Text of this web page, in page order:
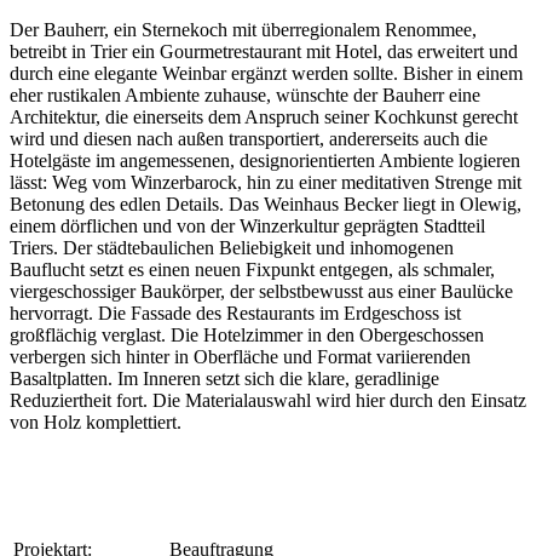
Der Bauherr, ein Sternekoch mit überregionalem Renommee,
betreibt in Trier ein Gourmetrestaurant mit Hotel, das erweitert und
durch eine elegante Weinbar ergänzt werden sollte. Bisher in einem
eher rustikalen Ambiente zuhause, wünschte der Bauherr eine
Architektur, die einerseits dem Anspruch seiner Kochkunst gerecht
wird und diesen nach außen transportiert, andererseits auch die
Hotelgäste im angemessenen, designorientierten Ambiente logieren
lässt: Weg vom Winzerbarock, hin zu einer meditativen Strenge mit
Betonung des edlen Details. Das Weinhaus Becker liegt in Olewig,
einem dörflichen und von der Winzerkultur geprägten Stadtteil
Triers. Der städtebaulichen Beliebigkeit und inhomogenen
Bauflucht setzt es einen neuen Fixpunkt entgegen, als schmaler,
viergeschossiger Baukörper, der selbstbewusst aus einer Baulücke
hervorragt. Die Fassade des Restaurants im Erdgeschoss ist
großflächig verglast. Die Hotelzimmer in den Obergeschossen
verbergen sich hinter in Oberfläche und Format variierenden
Basaltplatten. Im Inneren setzt sich die klare, geradlinige
Reduziertheit fort. Die Materialauswahl wird hier durch den Einsatz
von Holz komplettiert.
Projektart: Beauftragung